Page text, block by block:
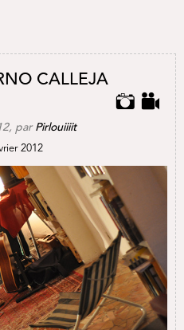
CALLEJA
, par Pirlouiiiit
2012